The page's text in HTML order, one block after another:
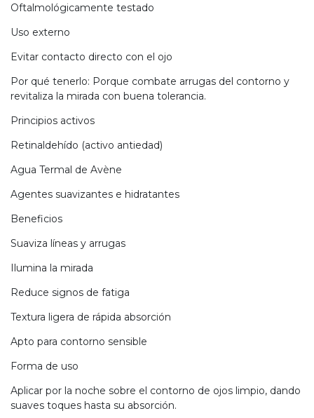
Oftalmológicamente testado
Uso externo
Evitar contacto directo con el ojo
Por qué tenerlo: Porque combate arrugas del contorno y
revitaliza la mirada con buena tolerancia.
Principios activos
Retinaldehído (activo antiedad)
Agua Termal de Avène
Agentes suavizantes e hidratantes
Beneficios
Suaviza líneas y arrugas
Ilumina la mirada
Reduce signos de fatiga
Textura ligera de rápida absorción
Apto para contorno sensible
Forma de uso
Aplicar por la noche sobre el contorno de ojos limpio, dando
suaves toques hasta su absorción.